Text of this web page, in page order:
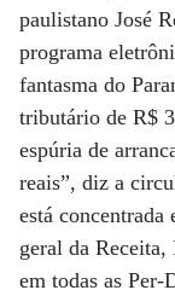
paulistano José
programa
fantasma do
tributário de R$
espúria de
reais”, diz a
está
geral da
em todas as Per-